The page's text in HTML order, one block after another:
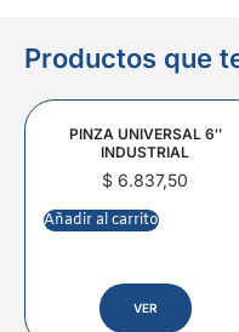
Productos que
PINZA UNIVERSAL 6″
INDUSTRIAL
$ 6.837,50
Añadir al carrito
VER